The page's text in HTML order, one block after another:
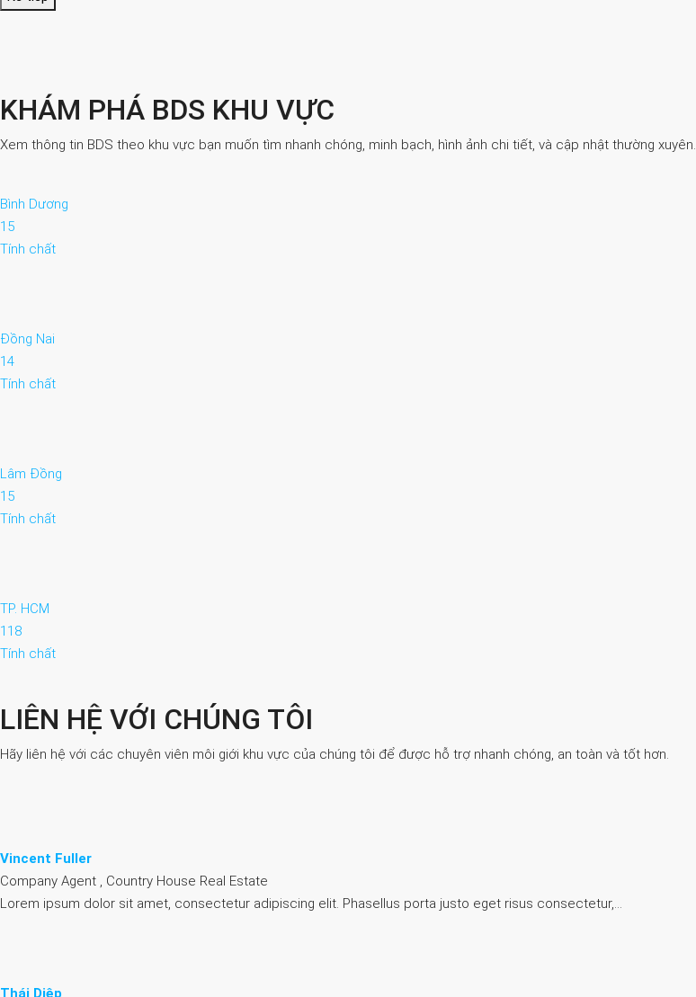
KHÁM PHÁ BDS KHU VỰC
Xem thông tin BDS theo khu vực bạn muốn tìm nhanh chóng, minh bạch, hình ảnh chi tiết, và cập nhật thường xuyên.
Bình Dương
15
Tính chất
Đồng Nai
14
Tính chất
Lâm Đồng
15
Tính chất
TP. HCM
118
Tính chất
LIÊN HỆ VỚI CHÚNG TÔI
Hãy liên hệ với các chuyên viên môi giới khu vực của chúng tôi để được hỗ trợ nhanh chóng, an toàn và tốt hơn.
Vincent Fuller
Company Agent , Country House Real Estate
Lorem ipsum dolor sit amet, consectetur adipiscing elit. Phasellus porta justo eget risus consectetur,…
Thái Diệp